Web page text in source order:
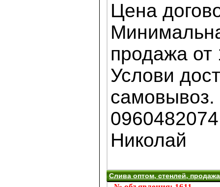
Цена
продажа от
Услови
самовывоз.
Николай
Слива оптом, стенлей,